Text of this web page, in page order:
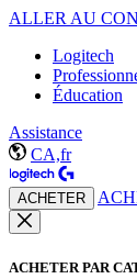
ALLER AU
Logitech
Éducation
Assistance
CA,fr
ACHETER
ACHETER PAR